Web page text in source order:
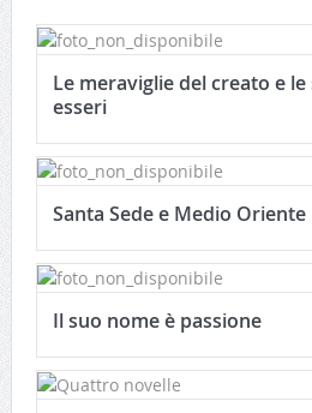
Le meraviglie del creato e
esseri
Santa Sede e Medio Oriente
Il suo nome è passione